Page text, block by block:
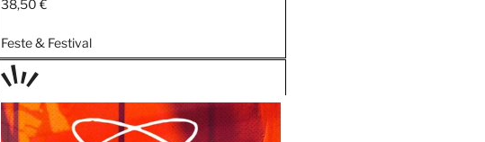
38,50 €
Feste & Festival
TAGE
STIPP